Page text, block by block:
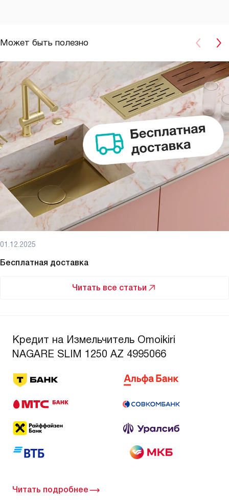
Может быть полезно
01.12.2025
Бесплатная доставка
Читать все статьи
Кредит на Измельчитель Omoikiri
NAGARE SLIM 1250 AZ 4995066
Читать подробнее